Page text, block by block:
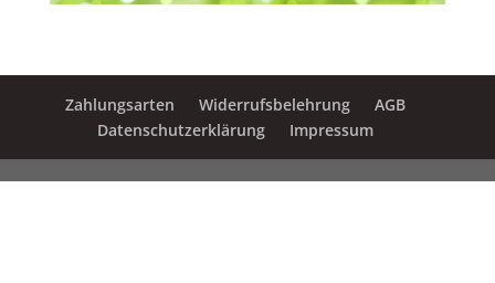
Zahlungsarten Widerrufsbelehrung
AGB
Datenschutzerklärung
Impressum